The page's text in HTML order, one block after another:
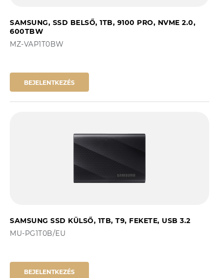
SAMSUNG, SSD BELSŐ, 1TB, 9100 PRO, NVME 2.0,
600TBW
MZ-VAP1T0BW
BEJELENTKEZÉS
SAMSUNG SSD KÜLSŐ, 1TB, T9, FEKETE, USB 3.2
MU-PG1T0B/EU
BEJELENTKEZÉS